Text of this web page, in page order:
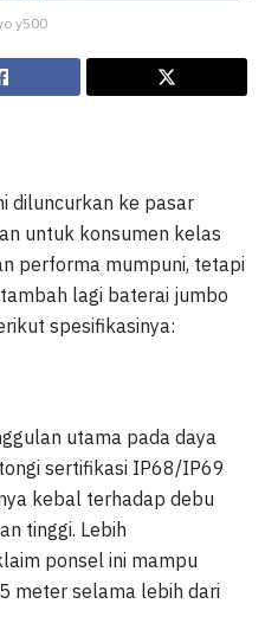
y500
diluncurkan ke pasar
untuk konsumen kelas
performa mumpuni, tetapi
lagi baterai jumbo
spesifikasinya:
utama pada daya
sertifikasi IP68/IP69
kebal terhadap debu
tinggi. Lebih
ponsel ini mampu
meter selama lebih dari